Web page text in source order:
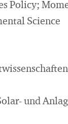
Policy;
Science
und